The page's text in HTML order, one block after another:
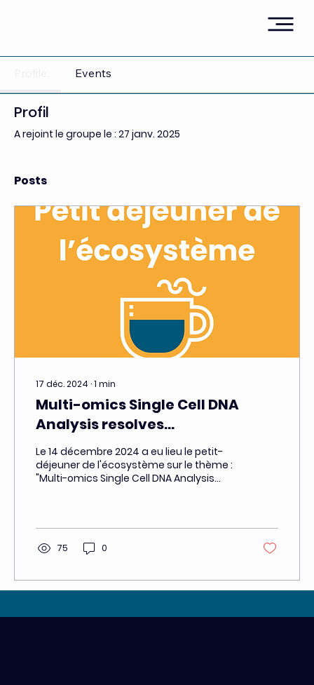
Events
Profil
A rejoint le groupe le : 27 janv. 2025
Posts
17 déc. 2024 ∙1 min
Multi-omics Single Cell DNA
Analysis resolves
understanding of cancer
disease and the therapeutic
strategies to improve clinical
Le 14 décembre 2024 a eu lieu le petit-
déjeuner de l'écosystème sur le thème :
"Multi-omics Single Cell DNA Analysis
75 0